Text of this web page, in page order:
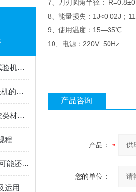
ZWB-0322型悬臂梁冲击试验机操作规程
ZWJ-0322型塑料冲击试验机的能量补偿
橡胶试验机选购指南--橡胶类材料试验项目清单
程
对于压缩变形器的使用,你可能还不甚了解
运用
7、刀刃圆角半径：
8、能量损失：1J<0.02J；
9、使用温度：15—35℃
10、电源：220V 50Hz
产品咨询
产品：
您的单位：